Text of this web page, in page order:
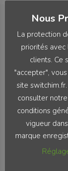
Contacts
Email
Site Internet
Trouver
Biens
Nous
La protection
priorités
clients. Ce
"accepter",
site
consulter
conditions
vigueur
marque